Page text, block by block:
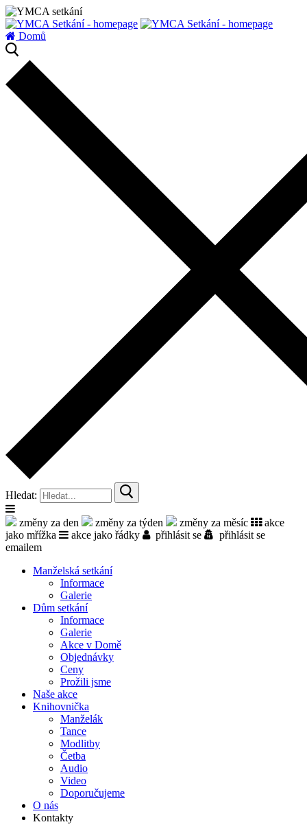
Domů
Hledat:
změny za den změny za týden změny za měsíc
akce
jako mřížka
akce jako řádky přihlásit se
přihlásit se
emailem
Manželská setkání
Informace
Galerie
Dům setkání
Informace
Galerie
Akce v Domě
Objed­návky
Ceny
Prožili jsme
Naše akce
Knihov­nička
Manželák
Tance
Modlitby
Četba
Audio
Video
Doporu­čujeme
O nás
Kontakty
zatížení serveru